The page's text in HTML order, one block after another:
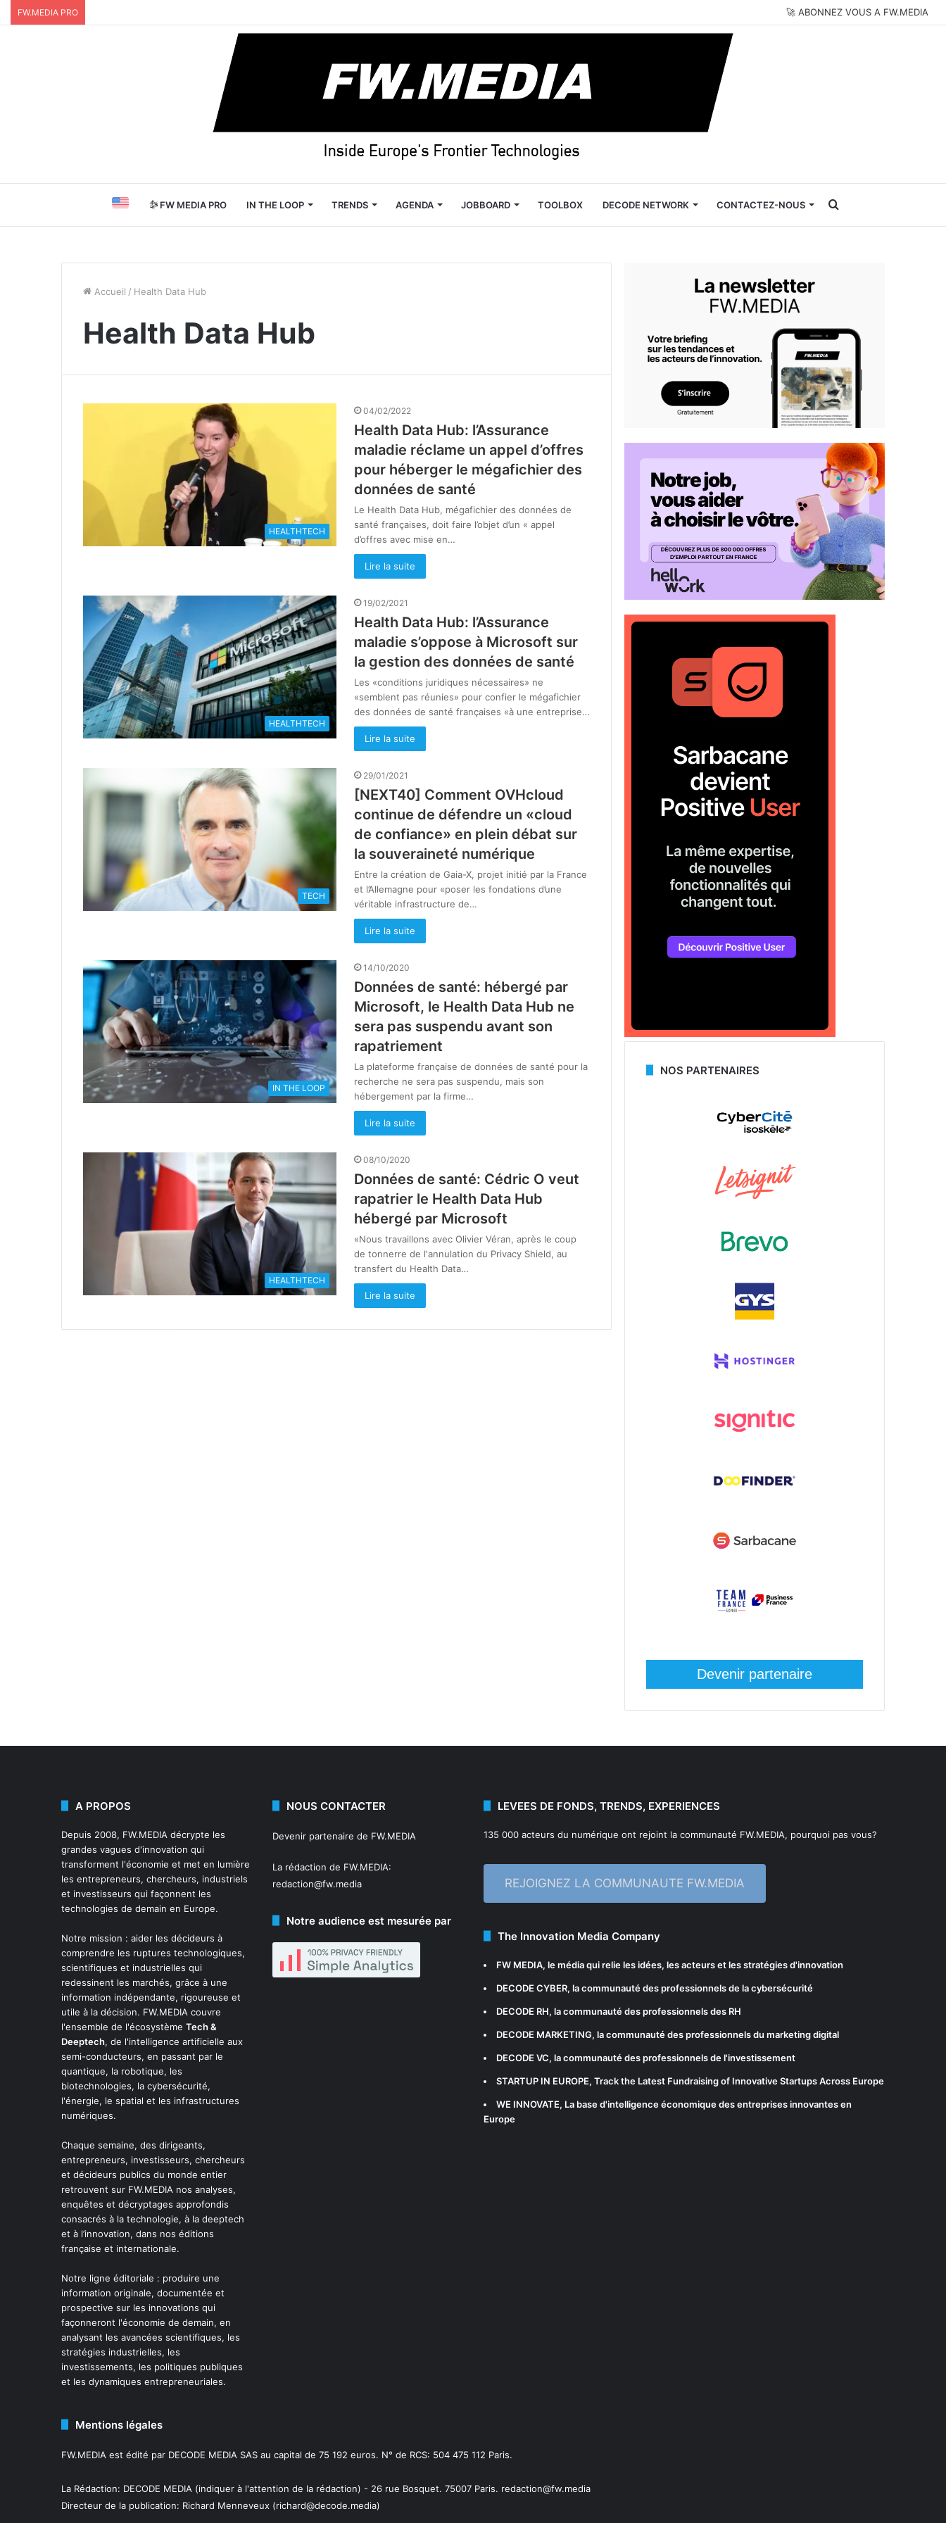
FW.MEDIA PRO 🚀 ABONNEZ VOUS A FW.MEDIA
FW MEDIA PRO IN THE LOOP TRENDS AGENDA JOBBOARD TOOLBOX DECODE NETWORK CONTACTEZ-NOUS Rechercher
Accueil / Health Data Hub
Health Data Hub
HEALTHTECH
04/02/2022
Health Data Hub: l’Assurance
maladie réclame un appel d’offres
pour héberger le mégafichier des
données de santé
Le Health Data Hub, mégafichier des données de
santé françaises, doit faire l’objet d’un « appel
d’offres avec mise en…
Lire la suite
HEALTHTECH
19/02/2021
Health Data Hub: l’Assurance
maladie s’oppose à Microsoft sur
la gestion des données de santé
Les «conditions juridiques nécessaires» ne
«semblent pas réunies» pour confier le mégafichier
des données de santé françaises «à une entreprise…
Lire la suite
TECH
29/01/2021
[NEXT40] Comment OVHcloud
continue de défendre un «cloud
de confiance» en plein débat sur
la souveraineté numérique
Entre la création de Gaia-X, projet initié par la France
et l’Allemagne pour «poser les fondations d’une
véritable infrastructure de…
Lire la suite
IN THE LOOP
14/10/2020
Données de santé: hébergé par
Microsoft, le Health Data Hub ne
sera pas suspendu avant son
rapatriement
La plateforme française de données de santé pour la
recherche ne sera pas suspendu, mais son
hébergement par la firme…
Lire la suite
HEALTHTECH
08/10/2020
Données de santé: Cédric O veut
rapatrier le Health Data Hub
hébergé par Microsoft
«Nous travaillons avec Olivier Véran, après le coup
de tonnerre de l'annulation du Privacy Shield, au
transfert du Health Data…
Lire la suite
NOS PARTENAIRES
Devenir partenaire
A PROPOS
Depuis 2008, FW.MEDIA décrypte les
grandes vagues d'innovation qui
transforment l'économie et met en lumière
les entrepreneurs, chercheurs, industriels
et investisseurs qui façonnent les
technologies de demain en Europe.
Notre mission : aider les décideurs à
comprendre les ruptures technologiques,
scientifiques et industrielles qui
redessinent les marchés, grâce à une
information indépendante, rigoureuse et
utile à la décision. FW.MEDIA couvre
l'ensemble de l'écosystème Tech &
Deeptech, de l'intelligence artificielle aux
semi-conducteurs, en passant par le
quantique, la robotique, les
biotechnologies, la cybersécurité,
l'énergie, le spatial et les infrastructures
numériques.
Chaque semaine, des dirigeants,
entrepreneurs, investisseurs, chercheurs
et décideurs publics du monde entier
retrouvent sur FW.MEDIA nos analyses,
enquêtes et décryptages approfondis
consacrés à la technologie, à la deeptech
et à l’innovation, dans nos éditions
française et internationale.
Notre ligne éditoriale : produire une
information originale, documentée et
prospective sur les innovations qui
façonneront l'économie de demain, en
analysant les avancées scientifiques, les
stratégies industrielles, les
investissements, les politiques publiques
et les dynamiques entrepreneuriales.
NOUS CONTACTER
Devenir partenaire de FW.MEDIA
La rédaction de FW.MEDIA:
redaction@fw.media
Notre audience est mesurée par
LEVEES DE FONDS, TRENDS, EXPERIENCES
135 000 acteurs du numérique ont rejoint la communauté FW.MEDIA, pourquoi pas vous?
REJOIGNEZ LA COMMUNAUTE FW.MEDIA
The Innovation Media Company
FW MEDIA, le média qui relie les idées, les acteurs et les stratégies d'innovation
DECODE CYBER, la communauté des professionnels de la cybersécurité
DECODE RH, la communauté des professionnels des RH
DECODE MARKETING, la communauté des professionnels du marketing digital
DECODE VC, la communauté des professionnels de l'investissement
STARTUP IN EUROPE, Track the Latest Fundraising of Innovative Startups Across Europe
WE INNOVATE, La base d'intelligence économique des entreprises innovantes en
Europe
Mentions légales
FW.MEDIA est édité par DECODE MEDIA SAS au capital de 75 192 euros. N° de RCS: 504 475 112 Paris.
La Rédaction: DECODE MEDIA (indiquer à l'attention de la rédaction) - 26 rue Bosquet. 75007 Paris. redaction@fw.media
Directeur de la publication: Richard Menneveux (richard@decode.media)